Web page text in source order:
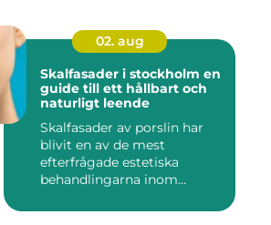
02. aug
Skalfasader i stockholm en
guide till ett hållbart och
naturligt leende
Skalfasader av porslin har
blivit en av de mest
efterfrågade estetiska
behandlingarna inom